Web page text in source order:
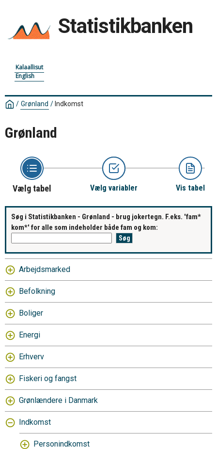
Statistikbanken
Kalaallisut
English
/ Grønland / Indkomst
Grønland
Vælg tabel Vælg variabler Vis tabel
Søg i Statistikbanken - Grønland - brug jokertegn. F.eks. 'fam*
kom*' for alle som indeholder både fam og kom:
Arbejdsmarked
Befolkning
Boliger
Energi
Erhverv
Fiskeri og fangst
Grønlændere i Danmark
Indkomst
Personindkomst